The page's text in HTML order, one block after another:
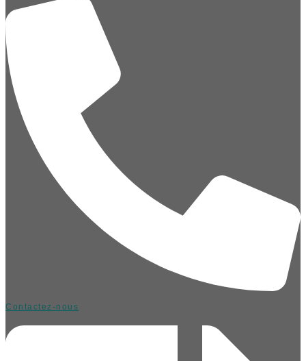
Contactez-nous